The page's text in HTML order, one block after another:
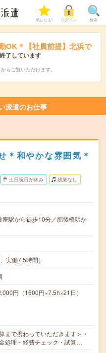
気になる! ログイン 検索
OK＊【社員前提】北浜で
了しています
からご覧いただけます。
派遣のお仕事
＊和やかな雰囲気＊
土日祝日が休み 残業なし
駅から徒歩10分／肥後橋駅か
実働7.5時間）
円（1600円×7.5h×21日）
まで携わっていただきます＞・
処理・経費チェック・試算…